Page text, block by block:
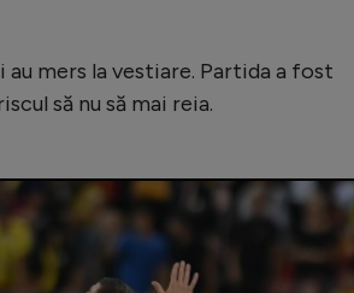
mers la vestiare. Partida a fost
să nu să mai reia.